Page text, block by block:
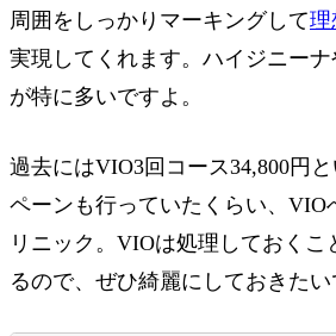
周囲をしっかりマーキングして理
実現してくれます。ハイジニー
が特に多いですよ。
過去にはVIO3回コース34,800円
ペーンも行っていたくらい、VIO
リニック。VIOは処理しておく
るので、ぜひ綺麗にしておきたい